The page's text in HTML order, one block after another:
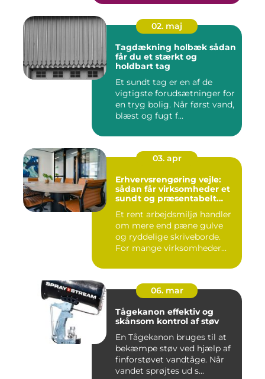
02. maj
Tagdækning holbæk sådan
får du et stærkt og
holdbart tag
Et sundt tag er en af de
vigtigste forudsætninger for
en tryg bolig. Når først vand,
blæst og fugt f...
03. apr
Erhvervsrengøring vejle:
sådan får virksomheder et
sundt og præsentabelt
Et rent arbejdsmiljø handler
om mere end pæne gulve
og ryddelige skriveborde.
For mange virksomheder...
06. mar
Tågekanon effektiv og
skånsom kontrol af støv
En Tågekanon bruges til at
bekæmpe støv ved hjælp af
finforstøvet vandtåge. Når
vandet sprøjtes ud s...